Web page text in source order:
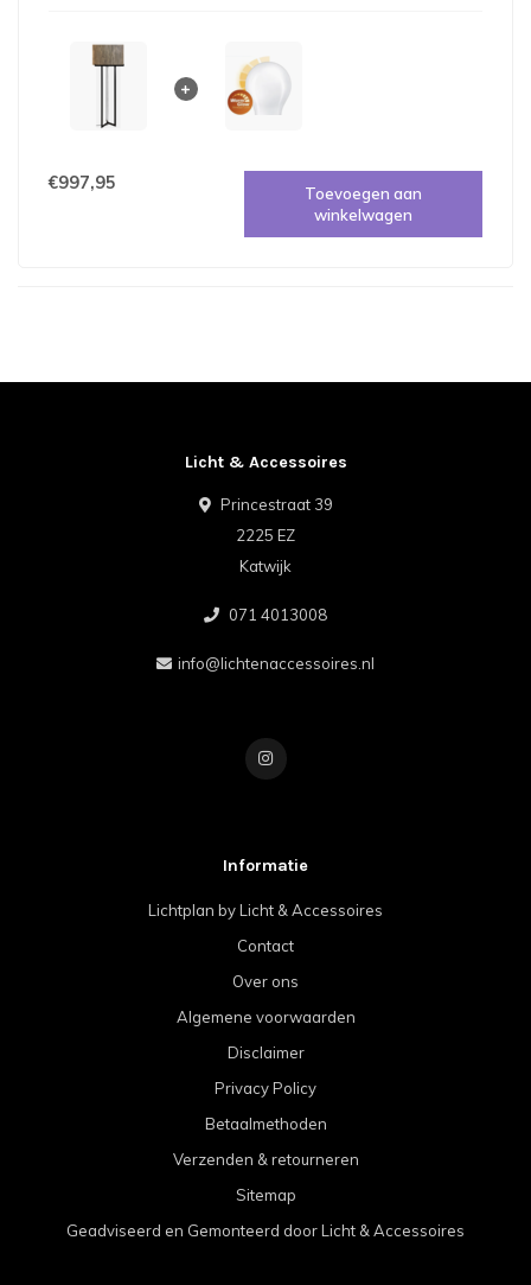
€997,95
Toevoegen aan
winkelwagen
Licht & Accessoires
Princestraat 39
2225 EZ
Katwijk
071 4013008
info@lichtenaccessoires.nl
Informatie
Lichtplan by Licht & Accessoires
Contact
Over ons
Algemene voorwaarden
Disclaimer
Privacy Policy
Betaalmethoden
Verzenden & retourneren
Sitemap
Geadviseerd en Gemonteerd door Licht & Accessoires